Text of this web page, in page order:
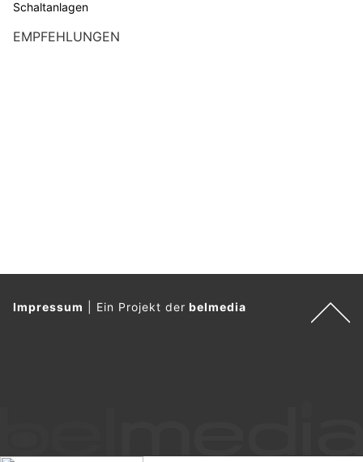
Schaltanlagen
EMPFEHLUNGEN
Impressum Ein Projekt derbelmedia